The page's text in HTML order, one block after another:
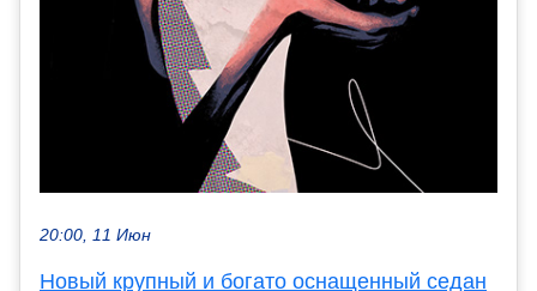
20:00, 11 Июн
Новый крупный и богато оснащенный седан